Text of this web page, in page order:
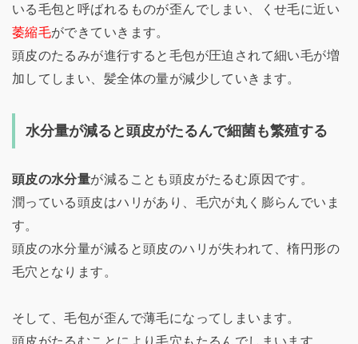
いる毛包と呼ばれるものが歪んでしまい、くせ毛に近い
萎縮毛ができていきます。
頭皮のたるみが進行すると毛包が圧迫されて細い毛が増
加してしまい、髪全体の量が減少していきます。
水分量が減ると頭皮がたるんで細菌も繁殖する
頭皮の水分量が減ることも頭皮がたるむ原因です。
潤っている頭皮はハリがあり、毛穴が丸く膨らんでいま
す。
頭皮の水分量が減ると頭皮のハリが失われて、楕円形の
毛穴となります。
そして、毛包が歪んで薄毛になってしまいます。
頭皮がたるむことにより毛穴もたるんでしまいます。